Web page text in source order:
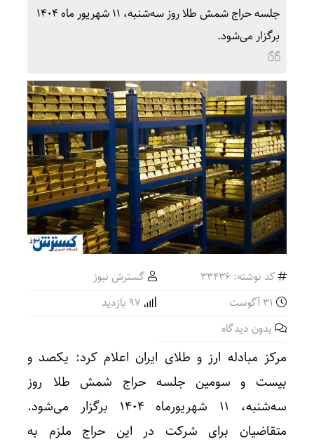
جلسه حراج شمش طلا روز سه‌شنبه، ۱۱ شهریور ماه ۱۴۰۴
برگزار می‌شود.
کد نوشته: 33436
گسترش نیوز
بدون دیدگاه
مرکز مبادله ارز و طلای ایران اعلام کرد: یکصد و
بیست و سومین جلسه حراج شمش طلا روز
سه‌شنبه، ۱۱ شهریورماه ۱۴۰۴ برگزار می‌شود.
متقاضیان برای شرکت در این حراج ملزم به